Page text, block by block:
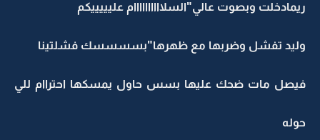
ريمادخلت وبصوت عالي"السلاااااااااام عليييييكم
وليد تفشل وضربها مع ظهرها"بسسسسك فشلتينا
فيصل مات ضحك عليها بسس حاول يمسكها احتراام للي
حوله